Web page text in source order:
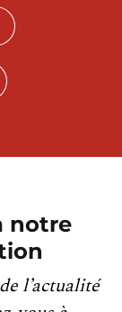
notre
l’actualité